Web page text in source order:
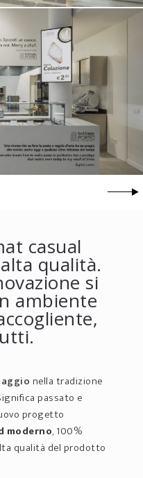
casual
qualità.
si
ambiente
nella tradizione
passato e
progetto
moderno, 100%
qualità del prodotto